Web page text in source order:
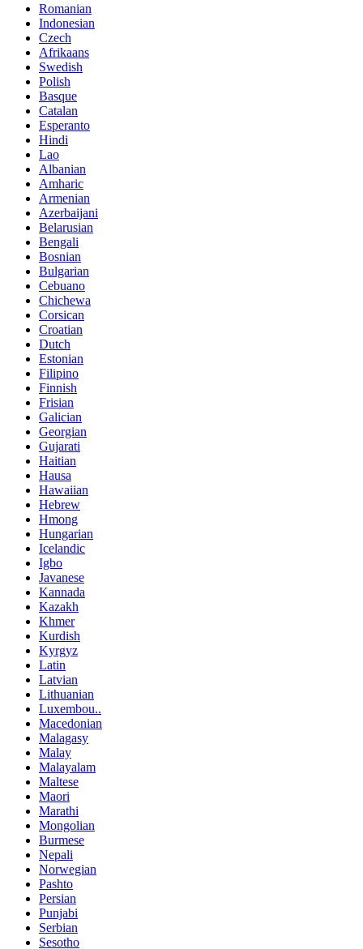
Romanian
Indonesian
Czech
Afrikaans
Swedish
Polish
Basque
Catalan
Esperanto
Hindi
Lao
Albanian
Amharic
Armenian
Azerbaijani
Belarusian
Bengali
Bosnian
Bulgarian
Cebuano
Chichewa
Corsican
Croatian
Dutch
Estonian
Filipino
Finnish
Frisian
Galician
Georgian
Gujarati
Haitian
Hausa
Hawaiian
Hebrew
Hmong
Hungarian
Icelandic
Igbo
Javanese
Kannada
Kazakh
Khmer
Kurdish
Kyrgyz
Latin
Latvian
Lithuanian
Luxembou..
Macedonian
Malagasy
Malay
Malayalam
Maltese
Maori
Marathi
Mongolian
Burmese
Nepali
Norwegian
Pashto
Persian
Punjabi
Serbian
Sesotho